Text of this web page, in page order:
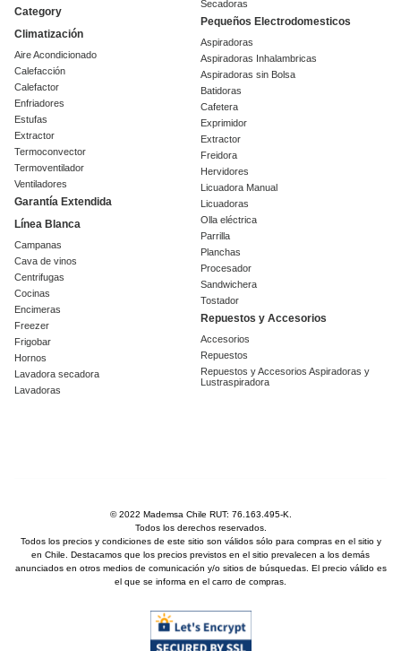
Category
Climatización
Aire Acondicionado
Calefacción
Calefactor
Enfriadores
Estufas
Extractor
Termoconvector
Termoventilador
Ventiladores
Garantía Extendida
Línea Blanca
Campanas
Cava de vinos
Centrifugas
Cocinas
Encimeras
Freezer
Frigobar
Hornos
Lavadora secadora
Lavadoras
Secadoras
Pequeños Electrodomesticos
Aspiradoras
Aspiradoras Inhalambricas
Aspiradoras sin Bolsa
Batidoras
Cafetera
Exprimidor
Extractor
Freidora
Hervidores
Licuadora Manual
Licuadoras
Olla eléctrica
Parrilla
Planchas
Procesador
Sandwichera
Tostador
Repuestos y Accesorios
Accesorios
Repuestos
Repuestos y Accesorios Aspiradoras y
Lustraspiradora
© 2022 Mademsa Chile RUT: 76.163.495-K.
Todos los derechos reservados.
Todos los precios y condiciones de este sitio son válidos sólo para compras en el sitio y
en Chile. Destacamos que los precios previstos en el sitio prevalecen a los demás
anunciados en otros medios de comunicación y/o sitios de búsquedas. El precio válido es
el que se informa en el carro de compras.